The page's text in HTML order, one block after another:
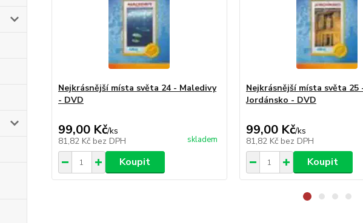
Nejkrásnější místa světa 24 - Maledivy
- DVD
99,00 Kč/ks
81,82 Kč bez DPH skladem
Koupit
Nejkrásnější místa světa 25
Jordánsko - DVD
99,00 Kč/ks
81,82 Kč bez DPH
Koupit